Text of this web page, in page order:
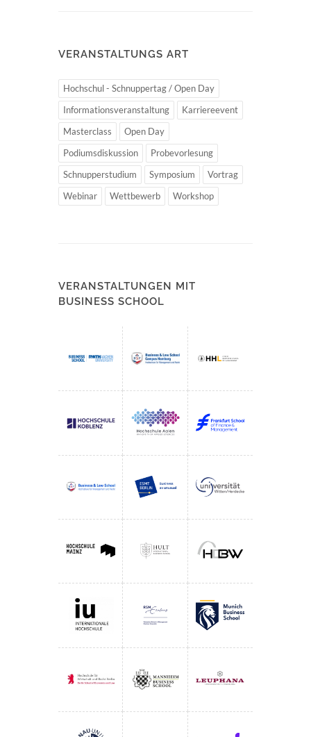
VERANSTALTUNGS ART
Hochschul - Schnuppertag / Open Day
Informationsveranstaltung
Karriereevent
Masterclass
Open Day
Podiumsdiskussion
Probevorlesung
Schnupperstudium
Symposium
Vortrag
Webinar
Wettbewerb Workshop
VERANSTALTUNGEN MIT
BUSINESS SCHOOL